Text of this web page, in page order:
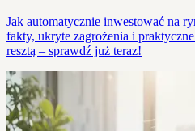
Jak automatycznie inwestować na
fakty, ukryte zagrożenia i
resztą – sprawdź już teraz!